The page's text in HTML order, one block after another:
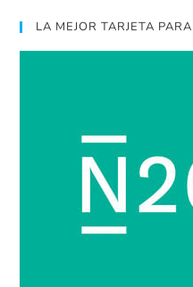
LA MEJOR TARJETA